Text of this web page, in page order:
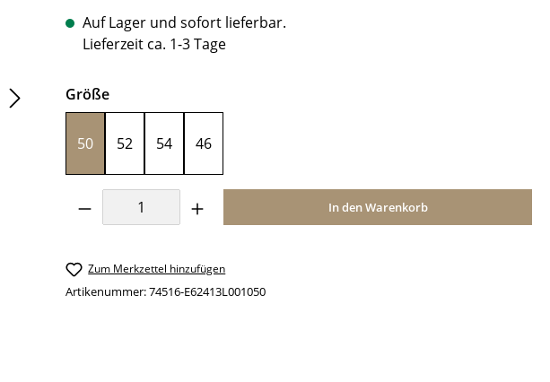
Auf Lager und sofort lieferbar.
Lieferzeit ca. 1-3 Tage
Größeauswählen
50 52 54 46
Produkt Anzahl: Gib den gewünschten Wert
In den Warenkorb
Zum Merkzettel hinzufügen
Artikenummer:74516-E62413L001050